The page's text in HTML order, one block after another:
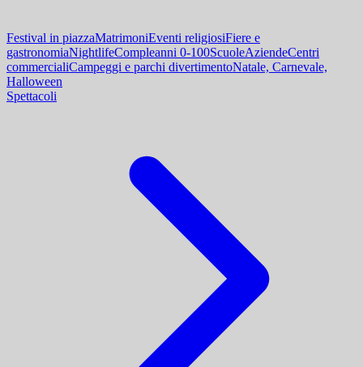
Festival in piazzaMatrimoniEventi religiosiFiere e
gastronomiaNightlifeCompleanni 0-100ScuoleAziendeCentri
commercialiCampeggi e parchi divertimentoNatale, Carnevale,
Halloween
Spettacoli